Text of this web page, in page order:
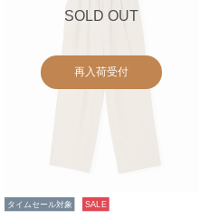
SOLD OUT
再入荷受付
タイムセール対象 SALE